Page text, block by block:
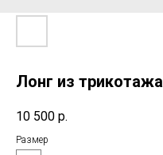
Лонг из трикотажа
10 500 р.
Размер